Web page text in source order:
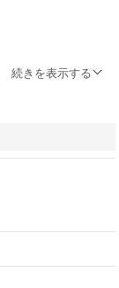
続きを表示する